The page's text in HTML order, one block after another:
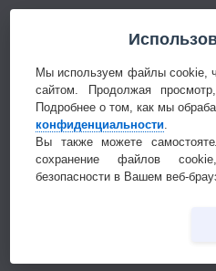
Мы используем файлы cookie,
сайтом. Продолжая
Подробнее о том, как мы
конфиденциальности
Вы также можете
сохранение файлов
безопасности в Вашем веб-